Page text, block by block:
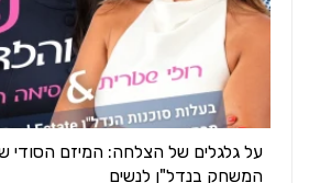
על גלגלים של הצלחה: המיזם הסודי
המשחק בנדל"ן לנשים